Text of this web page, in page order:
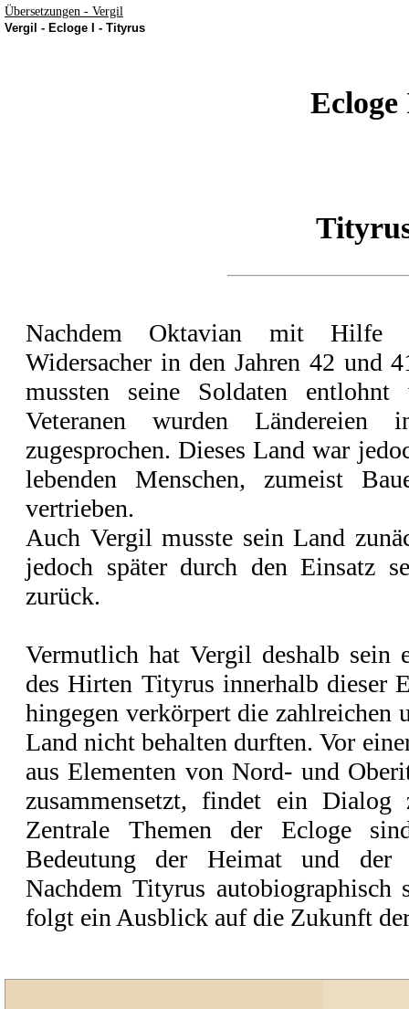
Übersetzungen - Vergil
Vergil - Ecloge I - Tityrus
Ecloge
Nachdem Oktavian mit Hilfe
Widersacher in den Jahren 42 und
mussten seine Soldaten entlohnt
Veteranen wurden
zugesprochen. Dieses Land war
lebenden Menschen, zumeist
vertrieben.
Auch Vergil musste sein Land
jedoch später durch den Einsatz
zurück.
Vermutlich hat Vergil deshalb sein
des Hirten Tityrus innerhalb dieser
hingegen verkörpert die
Land nicht behalten durften. Vor
aus Elementen von Nord- und
zusammensetzt, findet ein
Zentrale Themen der Ecloge
Bedeutung der Heimat und der
Nachdem Tityrus autobiographisch
folgt ein Ausblick auf die Zukunft